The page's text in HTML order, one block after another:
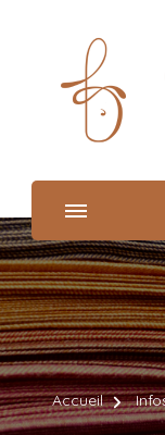
Accueil